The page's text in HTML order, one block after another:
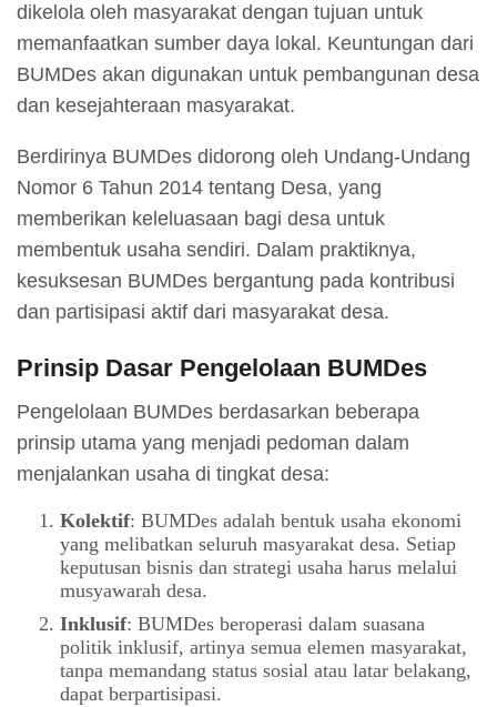
dikelola oleh masyarakat dengan tujuan untuk
memanfaatkan sumber daya lokal. Keuntungan dari
BUMDes akan digunakan untuk pembangunan desa
dan kesejahteraan masyarakat.
Berdirinya BUMDes didorong oleh Undang-Undang
Nomor 6 Tahun 2014 tentang Desa, yang
memberikan keleluasaan bagi desa untuk
membentuk usaha sendiri. Dalam praktiknya,
kesuksesan BUMDes bergantung pada kontribusi
dan partisipasi aktif dari masyarakat desa.
Prinsip Dasar Pengelolaan BUMDes
Pengelolaan BUMDes berdasarkan beberapa
prinsip utama yang menjadi pedoman dalam
menjalankan usaha di tingkat desa:
Kolektif: BUMDes adalah bentuk usaha ekonomi
yang melibatkan seluruh masyarakat desa. Setiap
keputusan bisnis dan strategi usaha harus melalui
musyawarah desa.
Inklusif: BUMDes beroperasi dalam suasana
politik inklusif, artinya semua elemen masyarakat,
tanpa memandang status sosial atau latar belakang,
dapat berpartisipasi.